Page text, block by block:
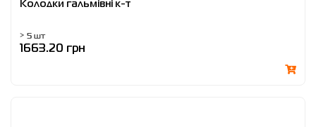
Колодки гальмівні к-т
> 5 шт
1663.20 грн